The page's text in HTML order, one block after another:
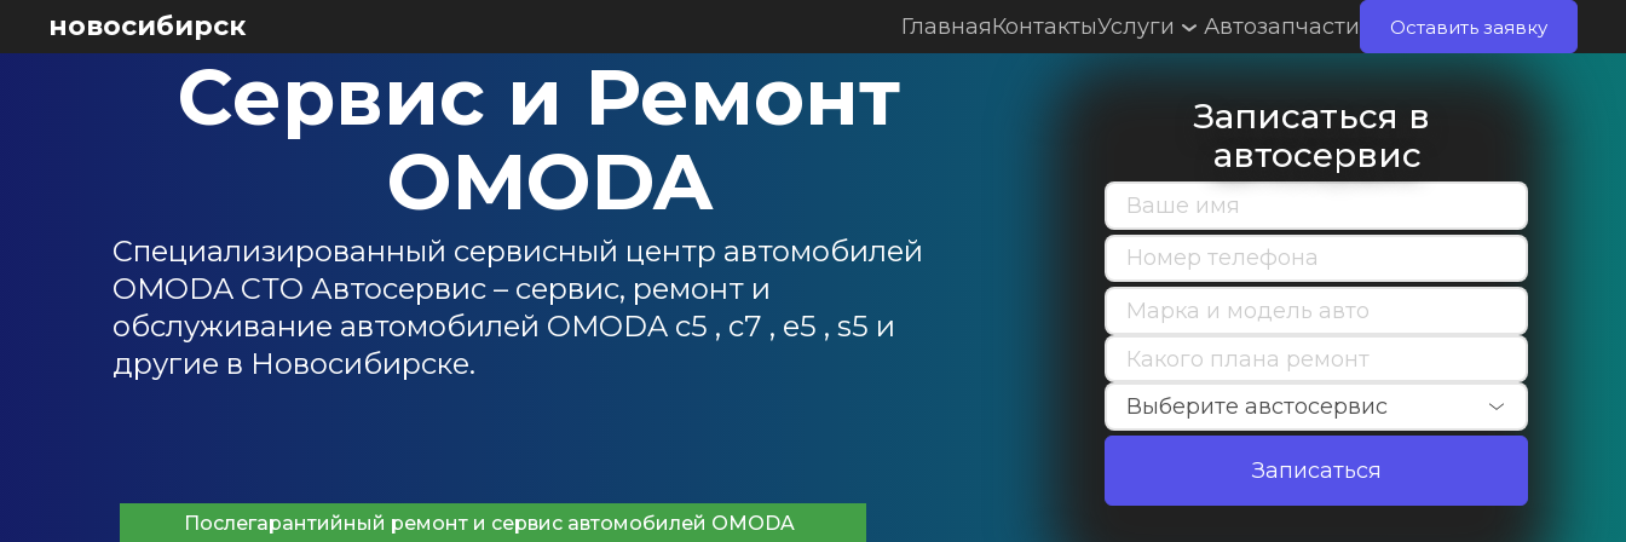
новосибирск ГлавнаяКонтактыУслуги Автозапчасти Оставить заявку
Сервис и Ремонт
OMODA
Записаться
Специализированный сервисный центр автомобилей
OMODA СТО Автосервис – сервис, ремонт и
обслуживание автомобилей OMODA c5 , с7 , е5 , s5 и
другие в Новосибирске.
Послегарантийный ремонт и сервис автомобилей OMODA
Записаться в
автосервис